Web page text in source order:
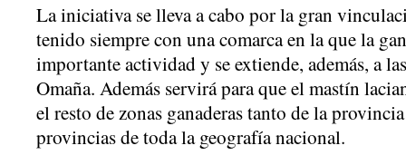
La iniciativa se lleva a cabo por la gran
tenido siempre con una comarca en la que la
importante actividad y se extiende, además, a
Omaña. Además servirá para que el mastín
el resto de zonas ganaderas tanto de la
provincias de toda la geografía nacional.